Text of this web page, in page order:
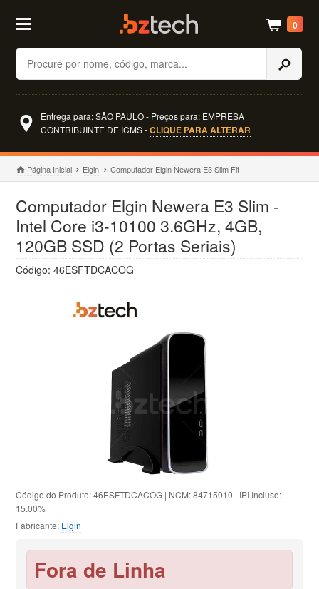
Buscar
0
Entrega para: SÃO PAULO - Preços para: EMPRESA
CONTRIBUINTE DE ICMS -CLIQUE PARA ALTERAR
Página Inicial Elgin Computador Elgin Newera E3 Slim Fit
Computador Elgin Newera E3 Slim -
Intel Core i3-10100 3.6GHz, 4GB,
120GB SSD (2 Portas Seriais)
Código: 46ESFTDCACOG
Código do Produto: 46ESFTDCACOG | NCM: 84715010 | IPI Incluso:
15.00%
Fabricante: Elgin
Fora de Linha